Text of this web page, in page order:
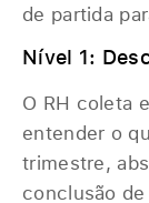
de partida
Nível 1:
O RH coleta
entender o
trimestre,
conclusão